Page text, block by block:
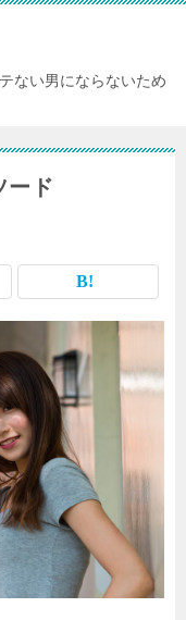
ない男にならないため
ード